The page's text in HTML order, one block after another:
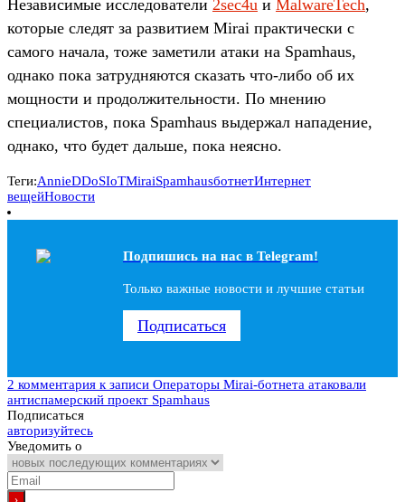
Независимые исследователи 2sec4u и MalwareTech,
которые следят за развитием Mirai практически с
самого начала, тоже заметили атаки на Spamhaus,
однако пока затрудняются сказать что-либо об их
мощности и продолжительности. По мнению
специалистов, пока Spamhaus выдержал нападение,
однако, что будет дальше, пока неясно.
Теги:AnnieDDoSIoTMiraiSpamhausботнетИнтернет
вещейНовости
Подпишись на наc в Telegram!
Только важные новости и лучшие статьи
Подписаться
2 комментария к записи Операторы Mirai-ботнета атаковали
антиспамерский проект Spamhaus
Подписаться
авторизуйтесь
Уведомить о